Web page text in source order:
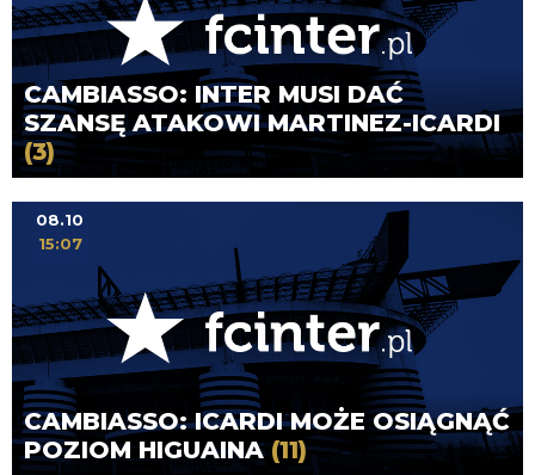
CAMBIASSO: INTER MUSI DAĆ
SZANSĘ ATAKOWI MARTINEZ-ICARDI
(3)
CAMBIASSO: ICARDI MOŻE OSIĄGNĄĆ
POZIOM HIGUAINA (11)
08.10
15:07